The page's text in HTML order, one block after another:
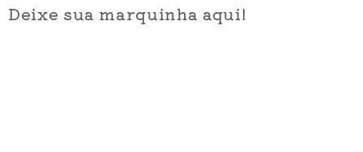
Deixe sua marquinha aqui!